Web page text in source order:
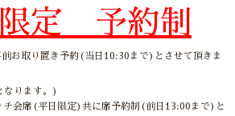
定 予約制
お取り置き予約(当日10:30まで)とさせて頂きま
ります。)
会席(平日限定)共に席予約制(前日13:00まで)と